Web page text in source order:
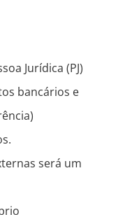
Jurídica (PJ)
bancários e
será um